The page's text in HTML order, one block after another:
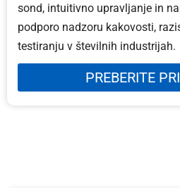
sond, intuitivno upravljanje in
podporo nadzoru kakovosti,
testiranju v številnih industrijah.
PREBERITE